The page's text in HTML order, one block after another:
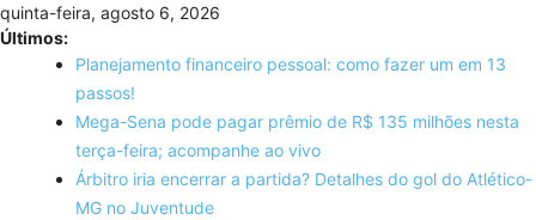
Skip
to
content
quinta-feira, agosto 6, 2026
Últimos:
Planejamento financeiro pessoal: como fazer um em 13
passos!
Mega-Sena pode pagar prêmio de R$ 135 milhões nesta
terça-feira; acompanhe ao vivo
Árbitro iria encerrar a partida? Detalhes do gol do Atlético-
MG no Juventude